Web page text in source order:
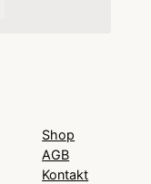
Shop
AGB
Kontakt